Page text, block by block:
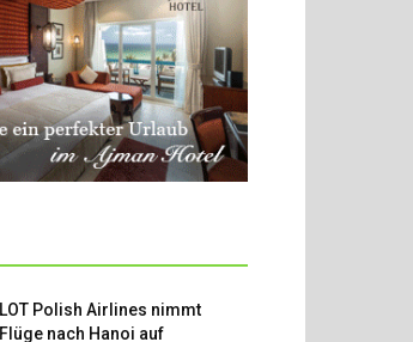
LOT Polish Airlines nimmt
Flüge nach Hanoi auf